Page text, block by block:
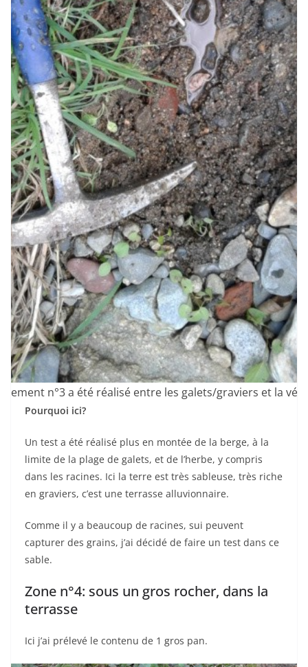
n°3 a été réalisé entre les galets/graviers et la
Pourquoi ici?
Un test a été réalisé plus en montée de la berge, à la
limite de la plage de galets, et de l’herbe, y compris
dans les racines. Ici la terre est très sableuse, très riche
en graviers, c’est une terrasse alluvionnaire.
Comme il y a beaucoup de racines, sui peuvent
capturer des grains, j’ai décidé de faire un test dans ce
sable.
Zone n°4: sous un gros rocher, dans la
terrasse
Ici j’ai prélevé le contenu de 1 gros pan.